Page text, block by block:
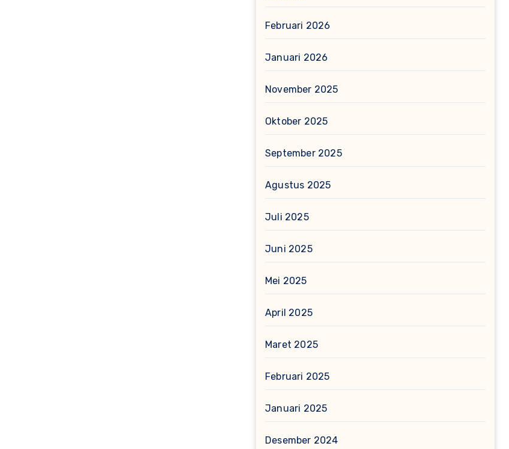
Februari 2026
Januari 2026
November 2025
Oktober 2025
September 2025
Agustus 2025
Juli 2025
Juni 2025
Mei 2025
April 2025
Maret 2025
Februari 2025
Januari 2025
Desember 2024